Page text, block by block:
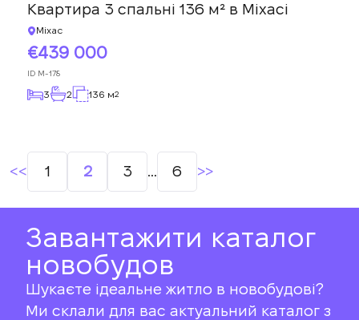
Квартира 3 спальні 136 м² в Міхасі
Міхас
439 000
ID M-178
3 2 136 м2
Навігація
записами
1 2 3 … 6
Завантажити каталог
новобудов
Шукаєте ідеальне житло в новобудові?
Ми склали для вас актуальний каталог з